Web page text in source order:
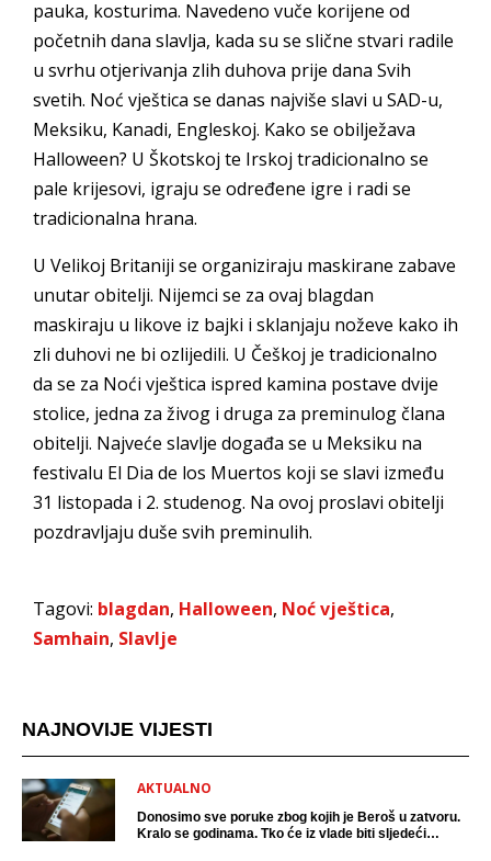
pauka, kosturima. Navedeno vuče korijene od
početnih dana slavlja, kada su se slične stvari radile
u svrhu otjerivanja zlih duhova prije dana Svih
svetih. Noć vještica se danas najviše slavi u SAD-u,
Meksiku, Kanadi, Engleskoj. Kako se obilježava
Halloween? U Škotskoj te Irskoj tradicionalno se
pale krijesovi, igraju se određene igre i radi se
tradicionalna hrana.
U Velikoj Britaniji se organiziraju maskirane zabave
unutar obitelji. Nijemci se za ovaj blagdan
maskiraju u likove iz bajki i sklanjaju noževe kako ih
zli duhovi ne bi ozlijedili. U Češkoj je tradicionalno
da se za Noći vještica ispred kamina postave dvije
stolice, jedna za živog i druga za preminulog člana
obitelji. Najveće slavlje događa se u Meksiku na
festivalu El Dia de los Muertos koji se slavi između
31 listopada i 2. studenog. Na ovoj proslavi obitelji
pozdravljaju duše svih preminulih.
Tagovi: blagdan, Halloween, Noć vještica,
Samhain, Slavlje
NAJNOVIJE VIJESTI
AKTUALNO
Donosimo sve poruke zbog kojih je Beroš u zatvoru.
Kralo se godinama. Tko će iz vlade biti sljedeći